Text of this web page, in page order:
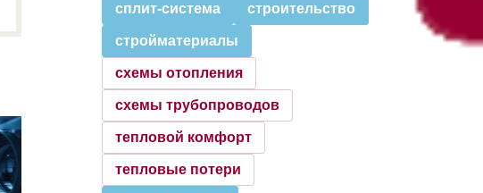
сплит-система строительство
стройматериалы
схемы отопления
схемы трубопроводов
тепловой комфорт
тепловые потери